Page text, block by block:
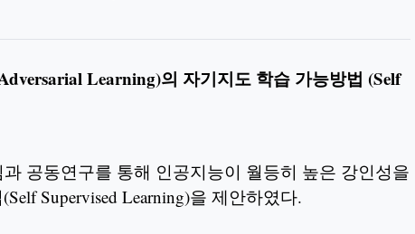
Learning)의 자기지도 학습 가능방법 (Self
공동연구를 통해 인공지능이 월등히 높은 강인성을
Supervised Learning)을 제안하였다.